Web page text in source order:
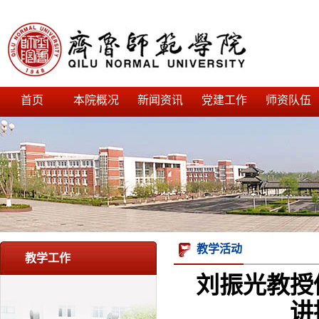
首页 本院概况 新闻资讯 党建工作 师资队伍
教学工作
教学活动
刘振光教
讲